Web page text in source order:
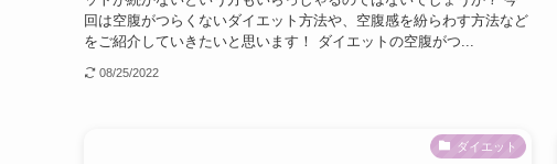
回は空腹がつらくないダイエット方法や、空腹感を紛らわす方法など
をご紹介していきたいと思います！ ダイエットの空腹がつ...
08/25/2022
ダイエット